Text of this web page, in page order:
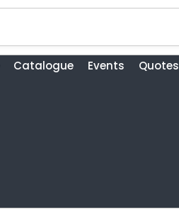
Catalogue Events Quotes